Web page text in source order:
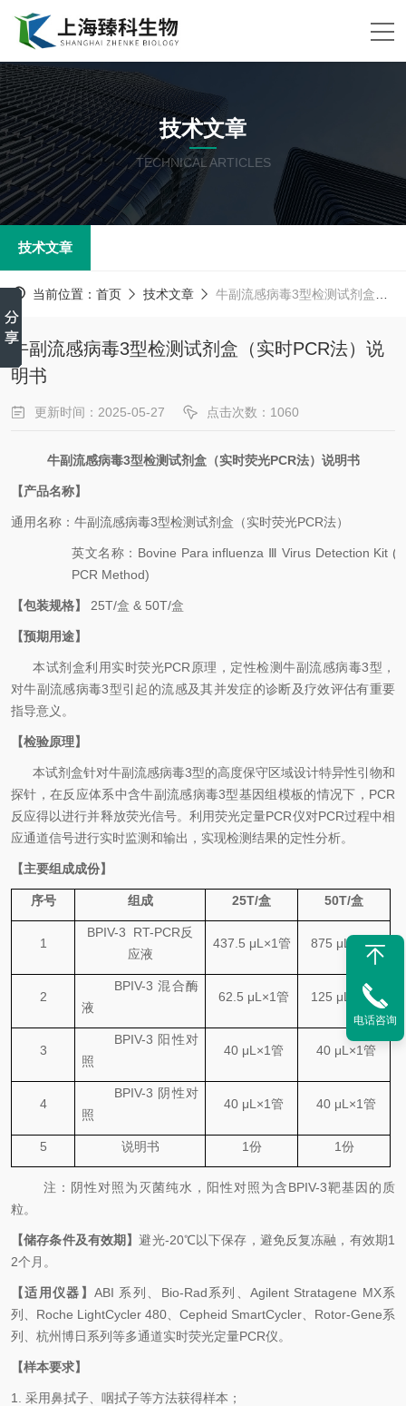
技术文章
TECHNICAL ARTICLES
技术文章
当前位置： 首页 技术文章 牛副流感病毒3型检测试剂盒（实时PCR法）说明书
牛副流感病毒3型检测试剂盒（实时PCR法）说
明书
更新时间：2025-05-27 点击次数：1060
牛副流感病毒3型检测试剂盒（实时荧光PCR法）说明书
【产品名称】
通用名称： 牛副流感病毒3型检测试剂盒（实时荧光PCR法）
英文名称 ： Bovine Para influenza Ⅲ Virus Detection Kit
PCR Method)
【包装规格】 25T/盒 & 50T/盒
【预期用途】
本试剂盒利用实时荧光PCR 原理，定性检测牛副流感病毒3型 ，
对牛副流感病毒3型引起的流感及其并发症的诊断及疗效评估有重要
指导意义。
【检验原理】
本试剂盒针对牛副流感病毒3型的高度保守区域设计特异性引物和
探针，在反应体系中含牛副流感病毒3型基因组模板的情况下， PCR
反应得以进行并释放荧光信号。利用荧光定量PCR仪对PCR过程中相
应通道信号进行实时监测和输出，实现检测结果的定性分析。
【主要组成成份】
序号 组成 25T/盒 50T/盒
1
BPIV-3 RT-PCR反
应液
437.5 μL×1管 875 μL×1 管
2
BPIV-3混合酶
液
62.5 μL×1管 1 25 μL×1管
3
BPIV-3 阳性对
照
40 μL×1管 40 μL×1管
4
BPIV-3 阴性对
照
40 μL×1管 40 μL×1管
5 说明书 1份 1份
注：阴性对照为 灭菌纯水 ，阳性对照为含BPIV-3靶基因的质
粒。
【储存条件及有效期】避光-20℃以下保存，避免反复冻融，有效期1
2个月。
【适用仪器】ABI 系列、 Bio-Rad系列、 Agilent Stratagene MX系
列、 Roche LightCycler 480 Cepheid SmartCycler Rotor-Gene系
列、杭州博日系列等多通道实时荧光定量PCR仪。
【样本要求】
1. 采用鼻拭子、咽拭子等方法获得样本；
电话咨询